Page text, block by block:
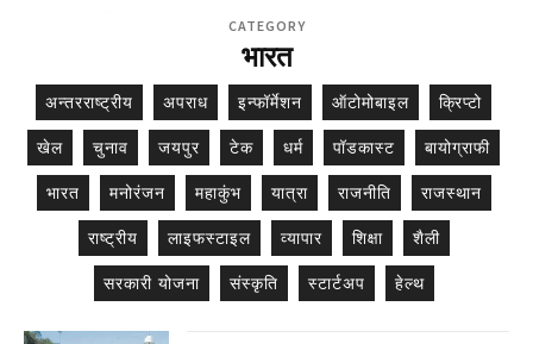
CATEGORY
भारत
अन्तरराष्ट्रीय अपराध इन्फॉर्मेशन ऑटोमोबाइल
क्रिप्टो
खेल
चुनाव जयपुर टेक धर्म पॉडकास्ट
बायोग्राफी
भारत
मनोरंजन महाकुंभ यात्रा राजनीति
राजस्थान
राष्ट्रीय
लाइफस्टाइल व्यापार शिक्षा
शैली
सरकारी योजना
संस्कृति स्टार्टअप हेल्थ